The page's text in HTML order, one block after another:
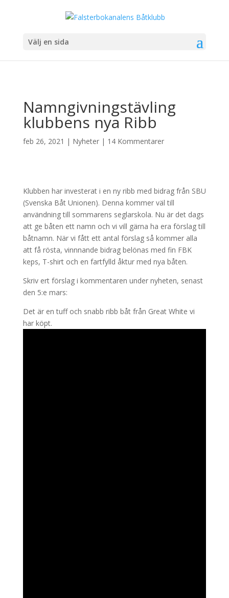
Välj en sida
Namngivningstävling
klubbens nya Ribb
feb 26, 2021 | Nyheter| 14 Kommentarer
Klubben har investerat i en ny ribb med bidrag från SBU
(Svenska Båt Unionen). Denna kommer väl till
användning till sommarens seglarskola. Nu är det dags
att ge båten ett namn och vi vill gärna ha era förslag till
båtnamn. När vi fått ett antal förslag så kommer alla
att få rösta, vinnnande bidrag belönas med fin FBK
keps, T-shirt och en fartfylld åktur med nya båten.
Skriv ert förslag i kommentaren under nyheten, senast
den 5:e mars:
Det är en tuff och snabb ribb båt från Great White vi
har köpt.